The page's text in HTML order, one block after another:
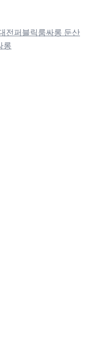
전퍼블릭룸싸롱 둔산
롱